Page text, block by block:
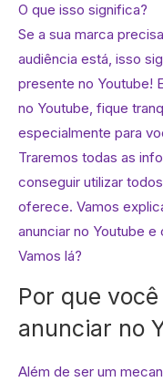
O que isso significa?
Se a sua marca
audiência está, isso
presente no Youtube!
no Youtube, fique
especialmente para
Traremos todas as
conseguir utilizar
oferece. Vamos
anunciar no Youtube
Vamos lá?
Por que
anunciar no
Além de ser um